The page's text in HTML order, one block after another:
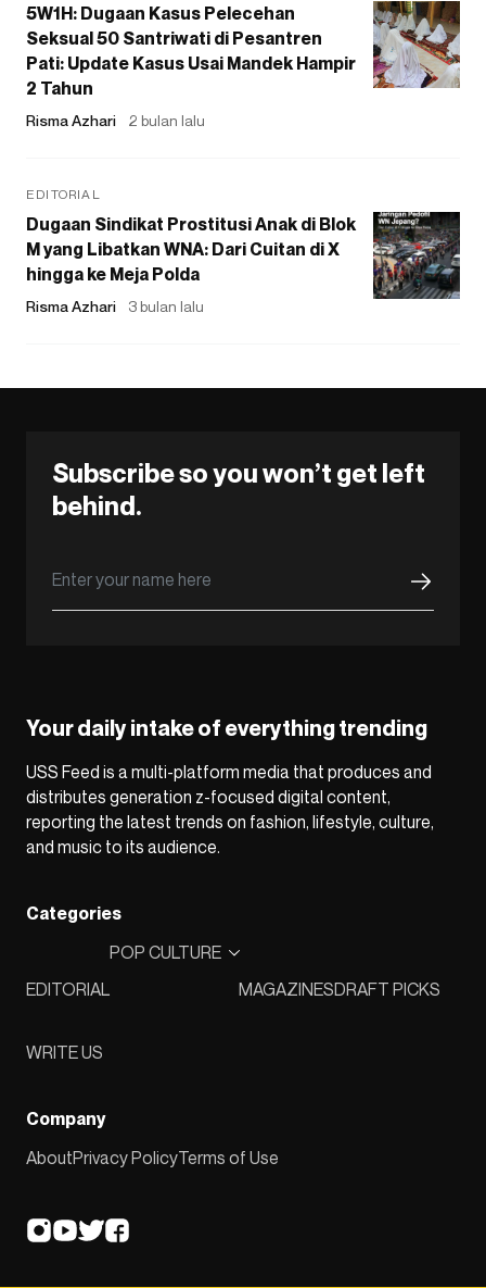
5W1H: Dugaan Kasus Pelecehan
Seksual 50 Santriwati di Pesantren
Pati: Update Kasus Usai Mandek Hampir
2 Tahun
Risma Azhari 2 bulan lalu
EDITORIAL
Dugaan Sindikat Prostitusi Anak di Blok
M yang Libatkan WNA: Dari Cuitan di X
hingga ke Meja Polda
Risma Azhari 3 bulan lalu
Subscribe so you won’t get left
behind.
Your daily intake of everything trending
USS Feed is a multi-platform media that produces and
distributes generation z-focused digital content,
reporting the latest trends on fashion, lifestyle, culture,
and music to its audience.
Categories
EDITORIAL
POP CULTURE
MAGAZINESDRAFT PICKS
WRITE US
Company
AboutPrivacy PolicyTerms of Use